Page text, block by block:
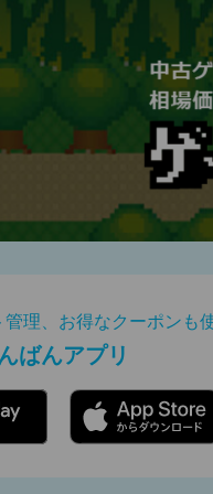
理、お得なクーポンも
ばんアプリ